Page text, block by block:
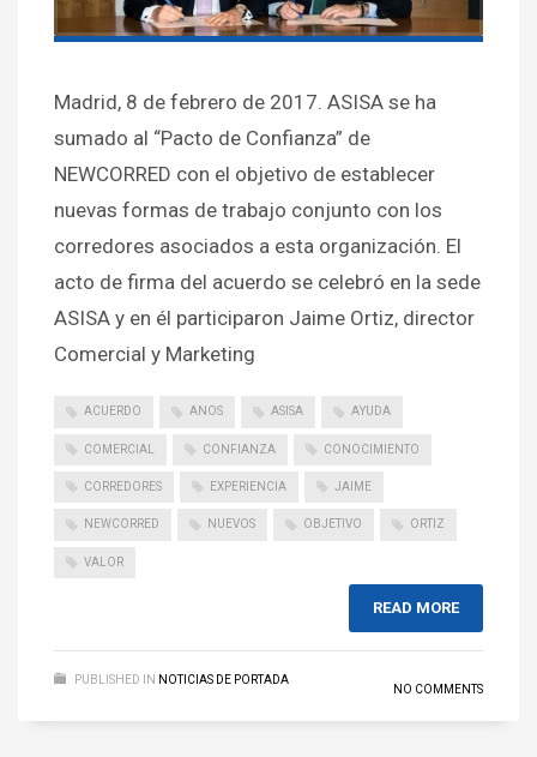
Madrid, 8 de febrero de 2017. ASISA se ha
sumado al “Pacto de Confianza” de
NEWCORRED con el objetivo de establecer
nuevas formas de trabajo conjunto con los
corredores asociados a esta organización. El
acto de firma del acuerdo se celebró en la sede
ASISA y en él participaron Jaime Ortiz, director
Comercial y Marketing
ACUERDO ANOS ASISA AYUDA
COMERCIAL CONFIANZA CONOCIMIENTO
CORREDORES EXPERIENCIA JAIME
NEWCORRED NUEVOS OBJETIVO ORTIZ
VALOR
READ MORE
PUBLISHED IN NOTICIAS DE PORTADA
NO COMMENTS